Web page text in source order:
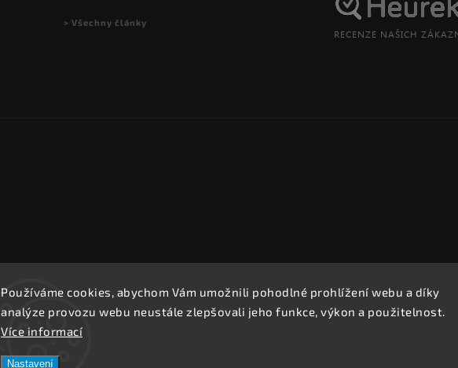
Používáme cookies, abychom Vám umožnili pohodlné prohlížení webu a díky
analýze provozu webu neustále zlepšovali jeho funkce, výkon a použitelnost.
Více informací
Nastavení
> Všechny články
Copyright 2026REPROOBCHOD.cz. Všechna práva vyhrazena.
Upravit nastavení cookies